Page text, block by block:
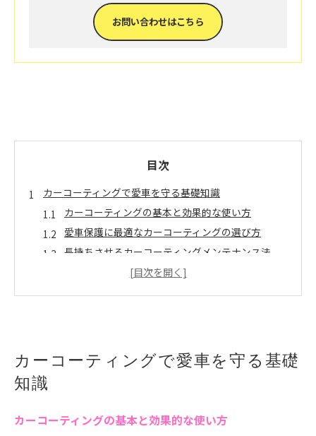
お問い合わせはこちら
目次
カーコーティングで愛車を守る基礎知識
カーコーティングの基本と効果的な使い方
愛車保護に最適なカーコーティングの選び方
長持ちさせるカーコーティングメンテナンス法
カーコーティング施工前に知るべき注意点
雨の日納車とカーコーティングの影響を検証
納車後すぐの雨対策とカーコーティングのポイン
カーコーティング後の雨染み防止対策のコツ
カーコーティングで愛車を守る基礎
知識
カーコーティングの基本と効果的な使い方